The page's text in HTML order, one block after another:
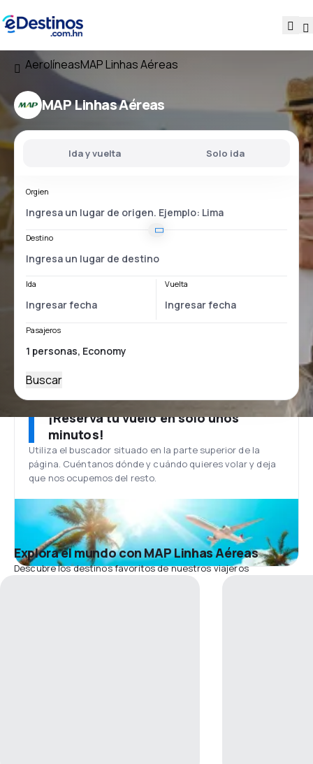
AerolíneasMAP Linhas Aéreas
MAP Linhas Aéreas
Ida y vuelta Solo ida
Orgien
Destino
Ida Vuelta
Pasajeros
Buscar
¡Reserva tu vuelo en solo unos
minutos!
Utiliza el buscador situado en la parte superior de la
página. Cuéntanos dónde y cuándo quieres volar y deja
que nos ocupemos del resto.
Explora el mundo con MAP Linhas Aéreas
Descubre los destinos favoritos de nuestros viajeros